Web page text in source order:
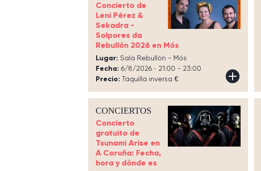
Concierto de
Leni Pérez &
Sekadra -
Solpores da
Rebullón 2026 en Mós
Lugar: Sala Rebullón - Mós
Fecha: 6/8/2026 · 21:00 - 23:00
Precio: Taquilla inversa €
CONCIERTOS
Concierto
gratuito de
Tsunami Arise en
A Coruña: Fecha,
hora y dónde es